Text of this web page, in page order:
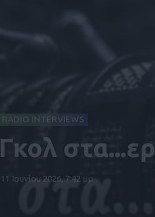
RADIO INTERVIEWS
Γκολ
11 Ιουνίου 2026, 7:42 μμ